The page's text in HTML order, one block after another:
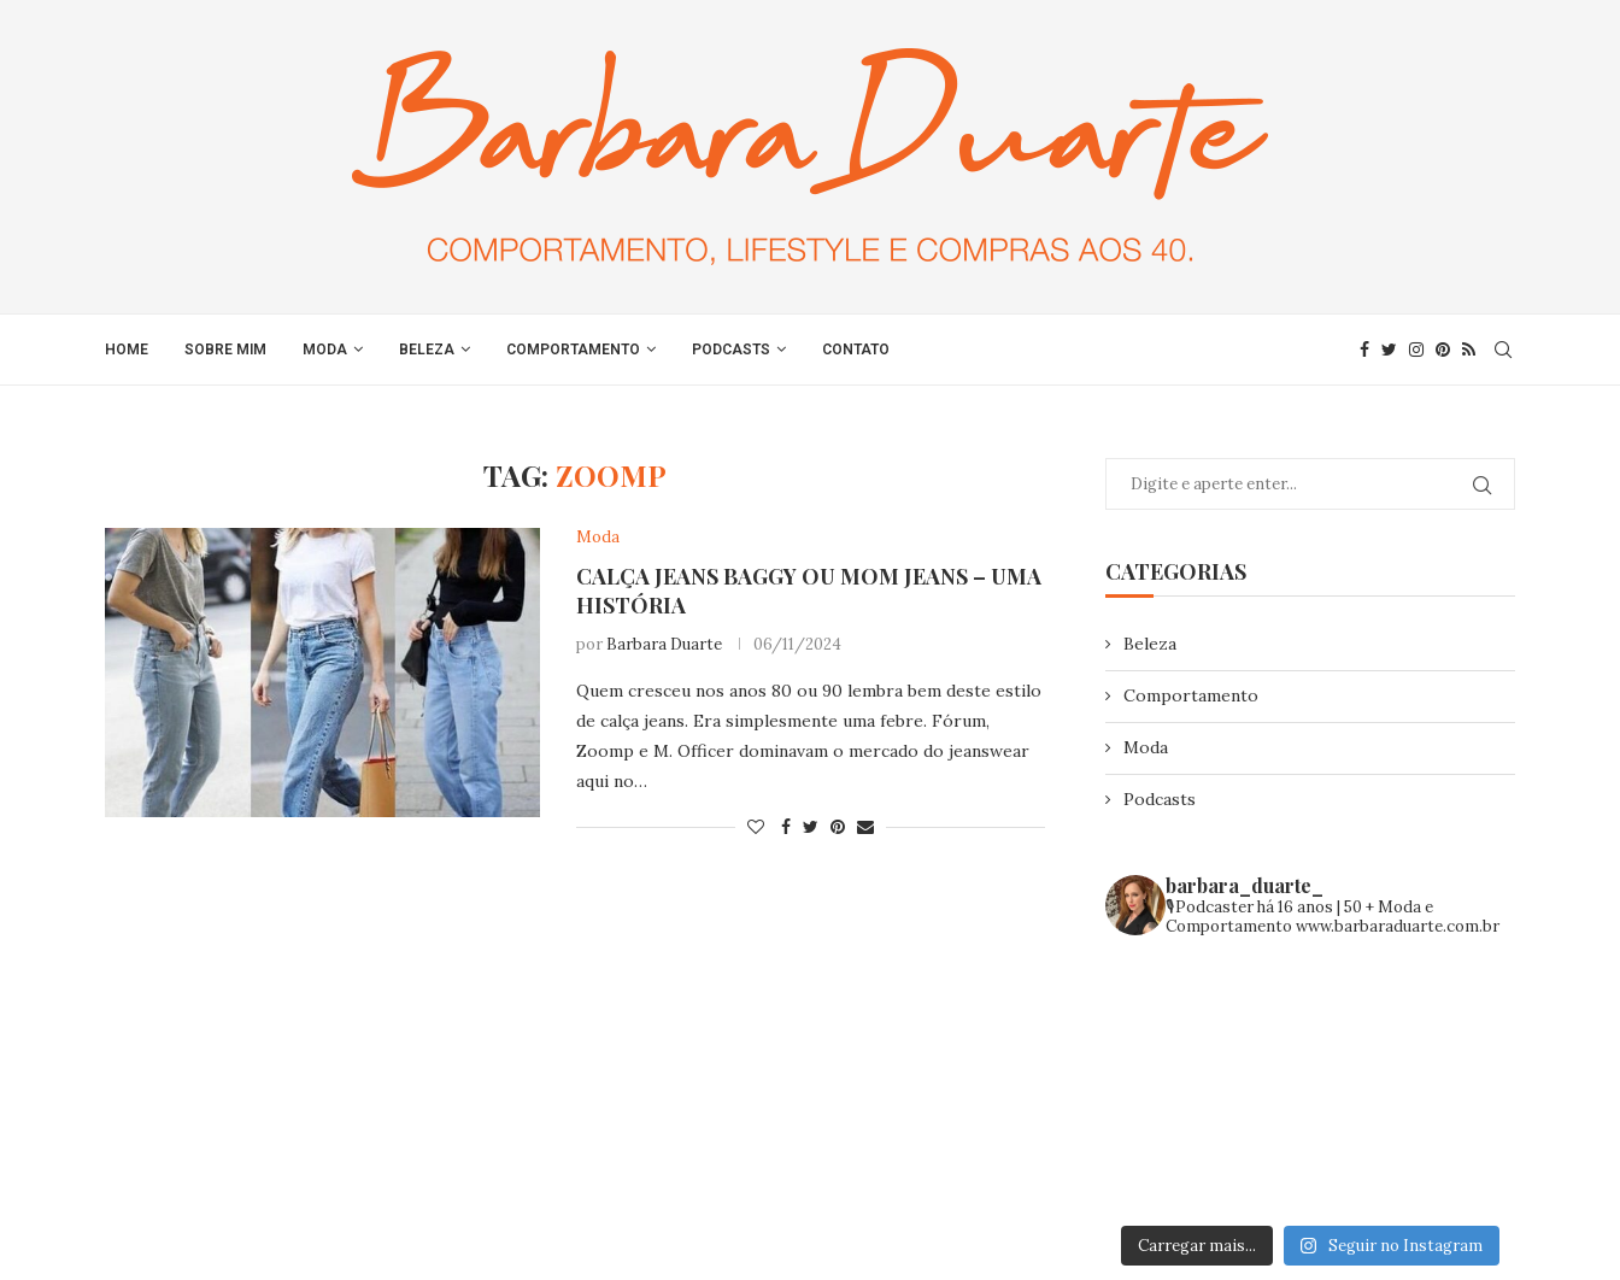
HOME SOBRE MIM MODA BELEZA COMPORTAMENTO PODCASTS CONTATO
TAG: ZOOMP
Moda
CALÇA JEANS BAGGY OU MOM JEANS – UMA
HISTÓRIA
por Barbara Duarte 06/11/2024
Quem cresceu nos anos 80 ou 90 lembra bem deste estilo
de calça jeans. Era simplesmente uma febre. Fórum,
Zoomp e M. Officer dominavam o mercado do jeanswear
aqui no…
CATEGORIAS
Beleza
Comportamento
Moda
Podcasts
barbara_duarte_
🎙️Podcaster há 16 anos | 50 +Moda e
Comportamento www.barbaraduarte.com.br
Carregar mais... Seguir no Instagram